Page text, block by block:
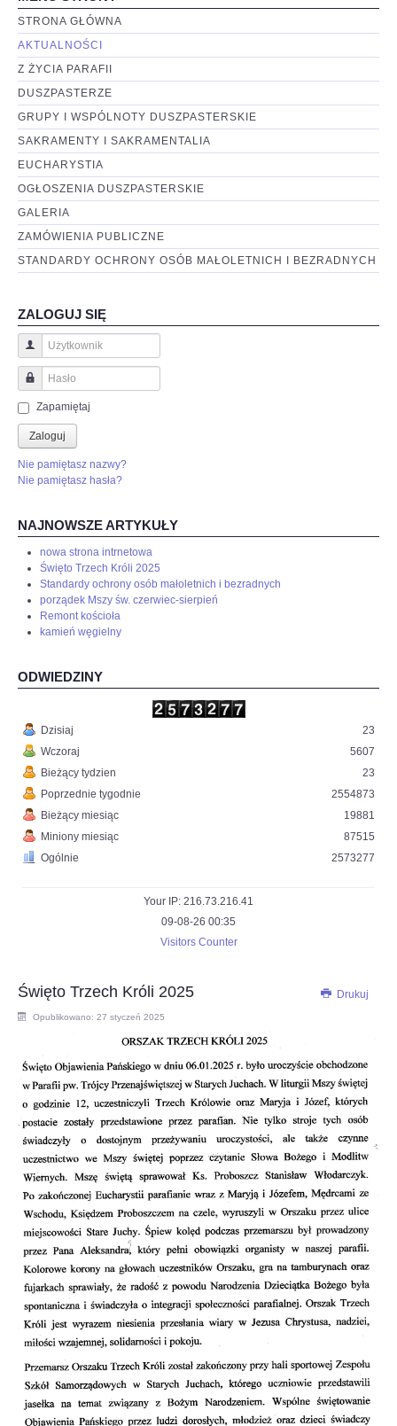
STRONA GŁÓWNA
AKTUALNOŚCI
Z ŻYCIA PARAFII
DUSZPASTERZE
GRUPY I WSPÓLNOTY DUSZPASTERSKIE
SAKRAMENTY I SAKRAMENTALIA
EUCHARYSTIA
OGŁOSZENIA DUSZPASTERSKIE
GALERIA
ZAMÓWIENIA PUBLICZNE
STANDARDY OCHRONY OSÓB MAŁOLETNICH I BEZRADNYCH
ZALOGUJ SIĘ
Użytkownik
Hasło
Zapamiętaj
Zaloguj
Nie pamiętasz nazwy?
Nie pamiętasz hasła?
NAJNOWSZE ARTYKUŁY
nowa strona intrnetowa
Święto Trzech Króli 2025
Standardy ochrony osób małoletnich i bezradnych
porządek Mszy św. czerwiec-sierpień
Remont kościoła
kamień węgielny
ODWIEDZINY
Dzisiaj
Wczoraj
Bieżący tydzien
Poprzednie tygodnie
Bieżący miesiąc
Miniony miesiąc
Ogólnie
23
5607
23
2554873
19881
87515
2573277
Your IP: 216.73.216.41
09-08-26 00:35
Visitors Counter
Drukuj
Święto Trzech Króli 2025
Opublikowano: 27 styczeń 2025